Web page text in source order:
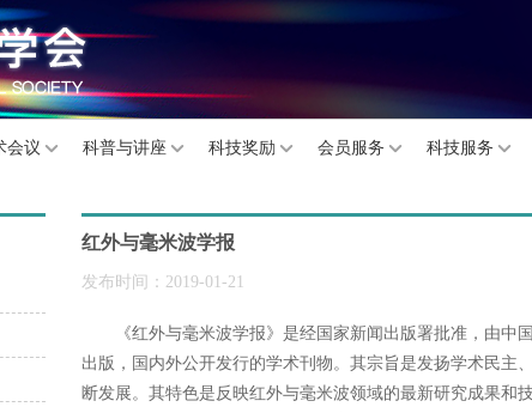
会议 科普与讲座 科技奖励 会员服务 科技服务
红外与毫米波学报
发布时间：2019-01-21
《红外与毫米波学报》是经国家新闻出版署批准，由
出版，国内外公开发行的学术刊物。其宗旨是发扬学术民主
断发展。其特色是反映红外与毫米波领域的最新研究成果和